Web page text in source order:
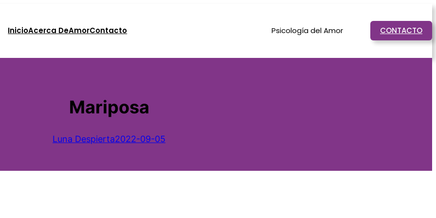
InicioAcerca DeAmorContacto Psicología del Amor CONTACTO
Mariposa
Luna Despierta2022-09-05